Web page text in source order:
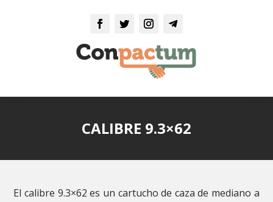
CALIBRE 9.3×62
El calibre 9.3×62 es un cartucho de caza de mediano a